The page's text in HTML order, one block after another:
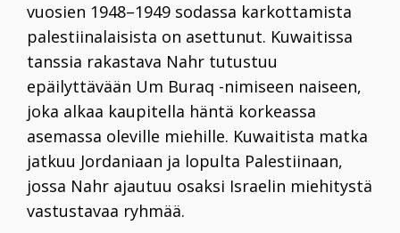
vuosien 1948–1949 sodassa karkottamista
palestiinalaisista on asettunut. Kuwaitissa
tanssia rakastava Nahr tutustuu
epäilyttävään Um Buraq -nimiseen naiseen,
joka alkaa kaupitella häntä korkeassa
asemassa oleville miehille. Kuwaitista matka
jatkuu Jordaniaan ja lopulta Palestiinaan,
jossa Nahr ajautuu osaksi Israelin miehitystä
vastustavaa ryhmää.